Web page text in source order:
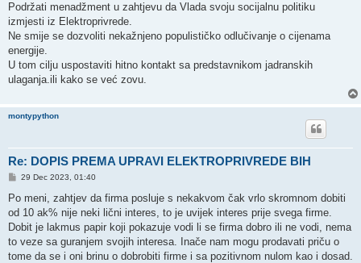
Podržati menadžment u zahtjevu da Vlada svoju socijalnu politiku
izmjesti iz Elektroprivrede.
Ne smije se dozvoliti nekažnjeno populističko odlučivanje o cijenama
energije.
U tom cilju uspostaviti hitno kontakt sa predstavnikom jadranskih
ulaganja.ili kako se već zovu.
montypython
Re: DOPIS PREMA UPRAVI ELEKTROPRIVREDE BIH
P
s
29 Dec 2023, 01:40
Po meni, zahtjev da firma posluje s nekakvom čak vrlo skromnom dobiti
od 10 ak% nije neki lični interes, to je uvijek interes prije svega firme.
Dobit je lakmus papir koji pokazuje vodi li se firma dobro ili ne vodi, nema
to veze sa guranjem svojih interesa. Inače nam mogu prodavati priču o
tome da se i oni brinu o dobrobiti firme i sa pozitivnom nulom kao i dosad.